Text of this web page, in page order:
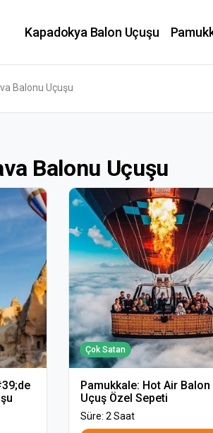
Kapadokya Balon Uçuşu
Balonu Uçuşu
Balonu Uçuşu
Çok Satan
Pamukkale: Hot Air Balon
Uçuş Özel Sepeti
Süre: 2 Saat